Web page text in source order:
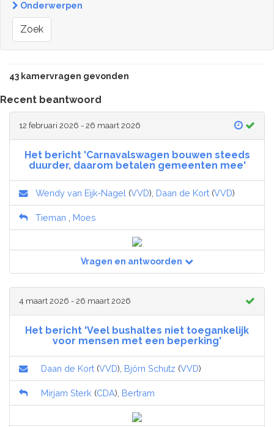
Onderwerpen
Zoek
43 kamervragen gevonden
Recent beantwoord
12 februari 2026 - 26 maart 2026
Het bericht 'Carnavalswagen bouwen steeds
duurder, daarom betalen gemeenten mee'
Wendy van Eijk-Nagel (VVD), Daan de Kort (VVD)
Tieman Moes
Vragen en antwoorden
4 maart 2026 - 26 maart 2026
Het bericht 'Veel bushaltes niet toegankelijk
voor mensen met een beperking'
Daan de Kort (VVD), Björn Schutz (VVD)
Mirjam Sterk (CDA), Bertram